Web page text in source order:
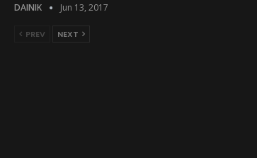
DAINIK Jun 13, 2017
PREV NEXT